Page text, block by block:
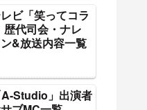
ビ「笑ってコラ
歴代司会・ナレ
&放送内容一覧
Studio」出演者